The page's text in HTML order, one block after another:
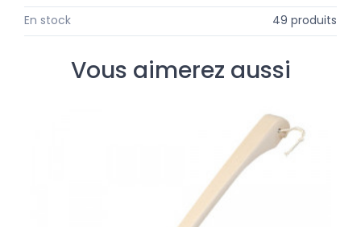
En stock
49 produits
Vous aimerez aussi